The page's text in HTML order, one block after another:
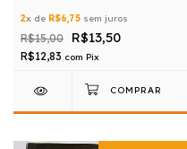
2x de R$6,75 sem juros
R$15,00 R$13,50
R$12,83 com Pix